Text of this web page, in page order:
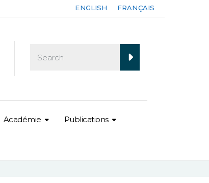
ENGLISH FRANÇAIS
Académie Publications